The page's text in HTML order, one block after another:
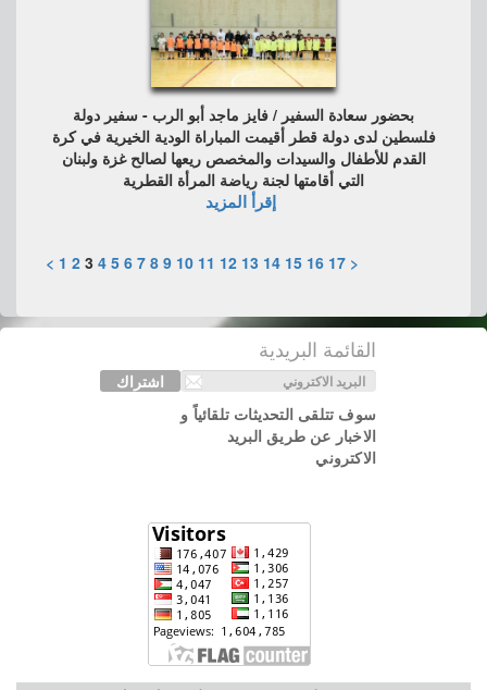
بحضور سعادة السفير / فايز ماجد أبو الرب - سفير دولة
فلسطين لدى دولة قطر أقيمت المباراة الودية الخيرية في كرة
القدم للأطفال والسيدات والمخصص ريعها لصالح غزة ولبنان
التي أقامتها لجنة رياضة المرأة القطرية
إقرأ المزيد
<
1 2 3 4 5 6 7 8 9 10 11 12 13 14 15 16 17
>
القائمة البريدية
اشتراك
سوف تتلقى التحديثات تلقائياً و
الاخبار عن طريق البريد
الاكتروني